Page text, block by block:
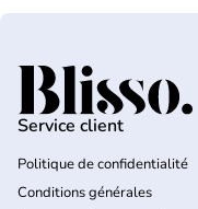
Accueil
Service client
Politique de confidentialité
Conditions générales